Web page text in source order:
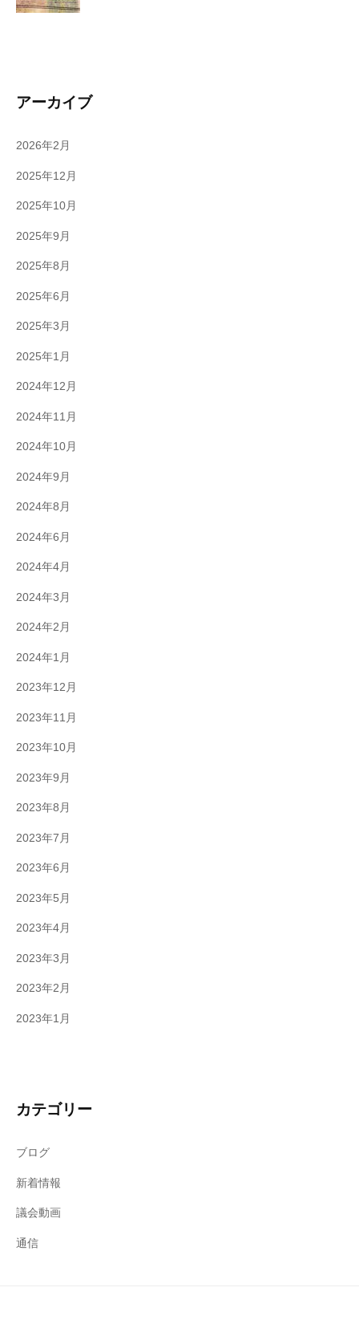
アーカイブ
2026年2月
2025年12月
2025年10月
2025年9月
2025年8月
2025年6月
2025年3月
2025年1月
2024年12月
2024年11月
2024年10月
2024年9月
2024年8月
2024年6月
2024年4月
2024年3月
2024年2月
2024年1月
2023年12月
2023年11月
2023年10月
2023年9月
2023年8月
2023年7月
2023年6月
2023年5月
2023年4月
2023年3月
2023年2月
2023年1月
カテゴリー
ブログ
新着情報
議会動画
通信